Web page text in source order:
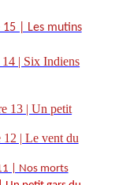
| Les mutins
| Six Indiens
13 | Un petit
| Le vent du
| Nos morts